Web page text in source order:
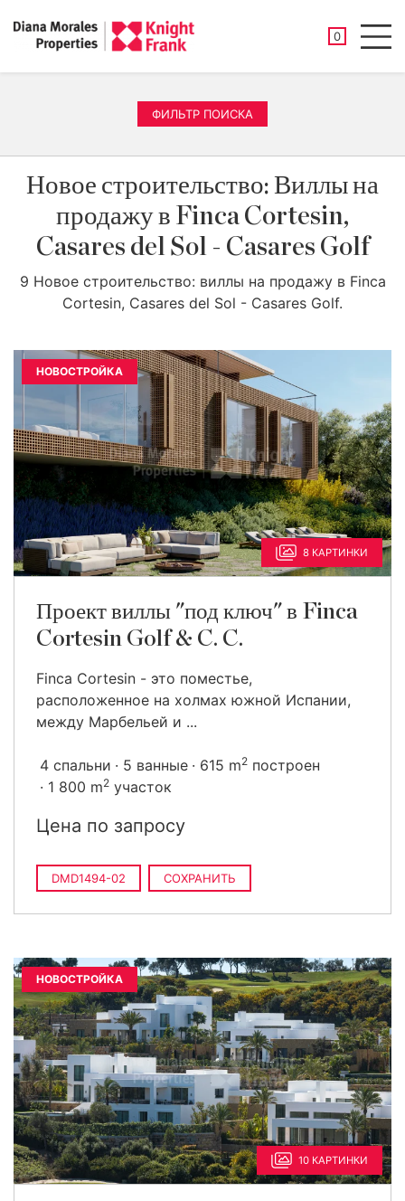
0
ФИЛЬТР ПОИСКА
Новое строительство: Виллы на
продажу в Finca Cortesin,
Casares del Sol - Casares Golf
9 Новое строительство: виллы на продажу в Finca
Cortesin, Casares del Sol - Casares Golf.
НОВОСТРОЙКА
8 КАРТИНКИ
Проект виллы "под ключ" в Finca
Cortesin Golf & C. C.
Finca Cortesin - это поместье,
расположенное на холмах южной Испании,
между Марбельей и ...
4 спальни 5 ванные 615 m2 построен
1 800 m2 участок
Цена по запросу
DMD1494-02 СОХРАНИТЬ
НОВОСТРОЙКА
10 КАРТИНКИ